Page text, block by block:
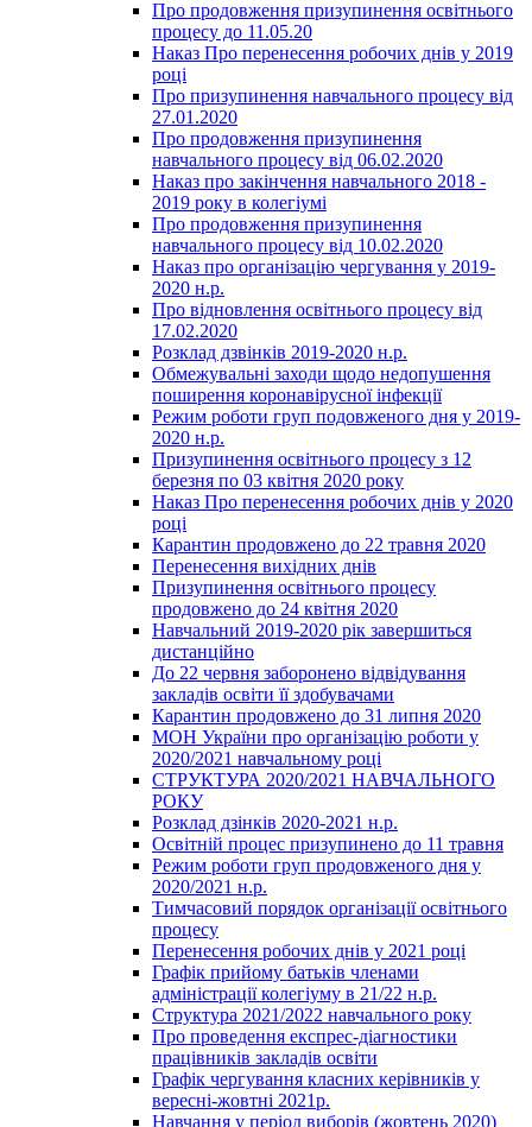
Про продовження призупинення освітнього
процесу до 11.05.20
Наказ Про перенесення робочих днів у 2019
році
Про призупинення навчального процесу від
27.01.2020
Про продовження призупинення
навчального процесу від 06.02.2020
Наказ про закінчення навчального 2018 -
2019 року в колегіумі
Про продовження призупинення
навчального процесу від 10.02.2020
Наказ про організацію чергування у 2019-
2020 н.р.
Про відновлення освітнього процесу від
17.02.2020
Розклад дзвінків 2019-2020 н.р.
Обмежувальні заходи щодо недопушення
поширення коронавірусної інфекції
Режим роботи груп подовженого дня у 2019-
2020 н.р.
Призупинення освітнього процесу з 12
березня по 03 квітня 2020 року
Наказ Про перенесення робочих днів у 2020
році
Карантин продовжено до 22 травня 2020
Перенесення вихідних днів
Призупинення освітнього процесу
продовжено до 24 квітня 2020
Навчальний 2019-2020 рік завершиться
дистанційно
До 22 червня заборонено відвідування
закладів освіти її здобувачами
Карантин продовжено до 31 липня 2020
МОН України про організацію роботи у
2020/2021 навчальному році
СТРУКТУРА 2020/2021 НАВЧАЛЬНОГО
РОКУ
Розклад дзінків 2020-2021 н.р.
Освітній процес призупинено до 11 травня
Режим роботи груп продовженого дня у
2020/2021 н.р.
Тимчасовий порядок організації освітнього
процесу
Перенесення робочих днів у 2021 році
Графік прийому батьків членами
адміністрації колегіуму в 21/22 н.р.
Структура 2021/2022 навчального року
Про проведення експрес-діагностики
працівників закладів освіти
Графік чергування класних керівників у
вересні-жовтні 2021р.
Навчання у період виборів (жовтень 2020)